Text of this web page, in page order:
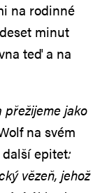
na rodinné
minut
teď a na
přežijeme jako
na svém
epitet:
vězeň, jehož